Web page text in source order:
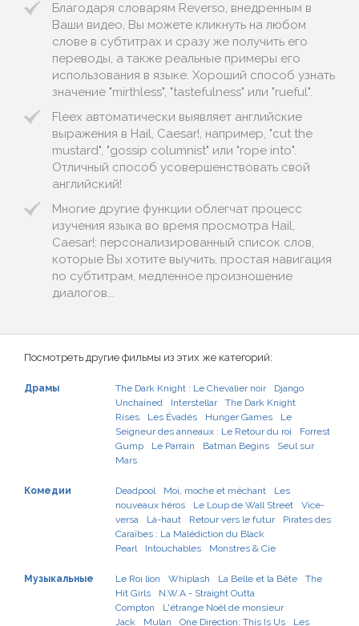
Благодаря словарям Reverso, внедренным в
Ваши видео, Вы можете кликнуть на любом
слове в субтитрах и сразу же получить его
переводы, а также реальные примеры его
использования в языке. Хороший способ узнать
значение "mirthless", "tastefulness" или "rueful".
Fleex автоматически выявляет английские
выражения в Hail, Caesar!, например, "cut the
mustard", "gossip columnist" или "rope into".
Отличный способ усовершенствовать свой
английский!
Многие другие функции облегчат процесс
изучения языка во время просмотра Hail,
Caesar!: персонализированный список слов,
которые Вы хотите выучить, простая навигация
по субтитрам, медленное произношение
диалогов...
Посмотреть другие фильмы из этих же категорий:
Драмы The Dark Knight : Le Chevalier noir
Django
Unchained
Interstellar
The Dark Knight
Rises
Les Évadés Hunger Games
Le
Seigneur des anneaux : Le Retour du roi
Forrest
Gump
Le Parrain Batman Begins
Seul sur
Mars
Комедии Deadpool Moi, moche et méchant
Les
nouveaux héros
Le Loup de Wall Street
Vice-
versa
Là-haut Retour vers le futur
Pirates des
Caraïbes : La Malédiction du Black
Pearl
Intouchables Monstres & Cie
Музыкальные Le Roi lion Whiplash La Belle et la Bête
The
Hit Girls
N.W.A - Straight Outta
Compton
L'étrange Noël de monsieur
Jack
Mulan One Direction: This Is Us Les